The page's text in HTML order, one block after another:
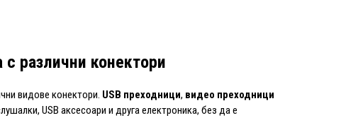
различни конектори
видове конектори. USB преходници, видео преходници
USB аксесоари и друга електроника, без да е